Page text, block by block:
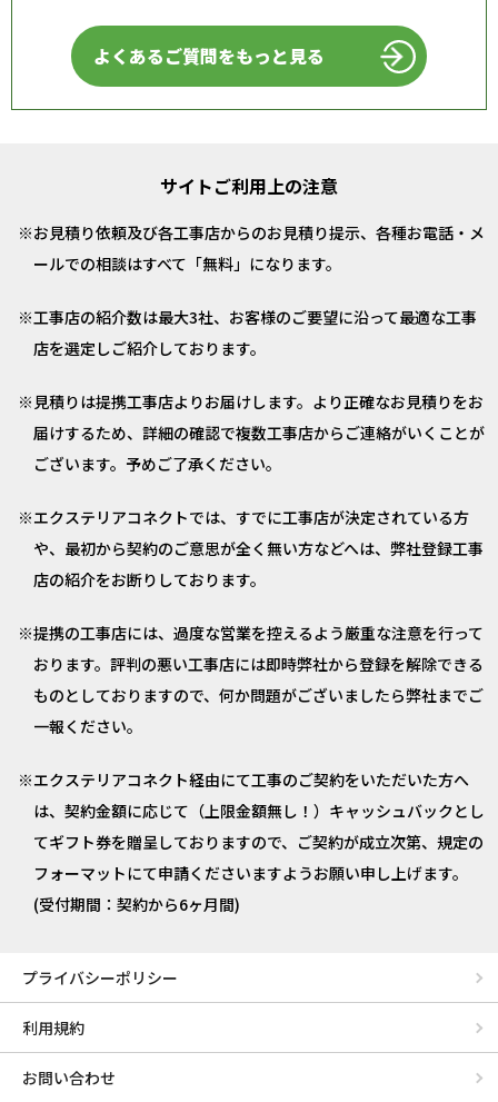
よくあるご質問をもっと見る
サイトご利用上の注意
お見積り依頼及び各工事店からのお見積り提示、各種お電話・メ
ールでの相談はすべて「無料」になります。
工事店の紹介数は最大3社、お客様のご要望に沿って最適な工事
店を選定しご紹介しております。
見積りは提携工事店よりお届けします。より正確なお見積りをお
届けするため、詳細の確認で複数工事店からご連絡がいくことが
ございます。予めご了承ください。
エクステリアコネクトでは、すでに工事店が決定されている方
や、最初から契約のご意思が全く無い方などへは、弊社登録工事
店の紹介をお断りしております。
提携の工事店には、過度な営業を控えるよう厳重な注意を行って
おります。評判の悪い工事店には即時弊社から登録を解除できる
ものとしておりますので、何か問題がございましたら弊社までご
一報ください。
エクステリアコネクト経由にて工事のご契約をいただいた方へ
は、契約金額に応じて（上限金額無し！）キャッシュバックとし
てギフト券を贈呈しておりますので、ご契約が成立次第、規定の
フォーマットにて申請くださいますようお願い申し上げます。
(受付期間：契約から6ヶ月間)
プライバシーポリシー
利用規約
お問い合わせ